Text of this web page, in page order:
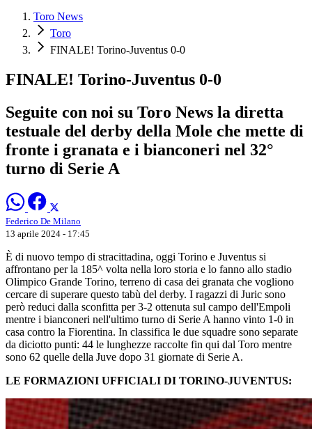
Toro News
Toro
FINALE! Torino-Juventus 0-0
FINALE! Torino-Juventus 0-0
Seguite con noi su Toro News la diretta
testuale del derby della Mole che mette di
fronte i granata e i bianconeri nel 32°
turno di Serie A
Federico De Milano
13 aprile 2024 - 17:45
È di nuovo tempo di stracittadina, oggi Torino e Juventus si
affrontano per la 185^ volta nella loro storia e lo fanno allo stadio
Olimpico Grande Torino, terreno di casa dei granata che vogliono
cercare di superare questo tabù del derby. I ragazzi di Juric sono
però reduci dalla sconfitta per 3-2 ottenuta sul campo dell'Empoli
mentre i bianconeri nell'ultimo turno di Serie A hanno vinto 1-0 in
casa contro la Fiorentina. In classifica le due squadre sono separate
da diciotto punti: 44 le lunghezze raccolte fin qui dal Toro mentre
sono 62 quelle della Juve dopo 31 giornate di Serie A.
LE FORMAZIONI UFFICIALI DI TORINO-JUVENTUS: